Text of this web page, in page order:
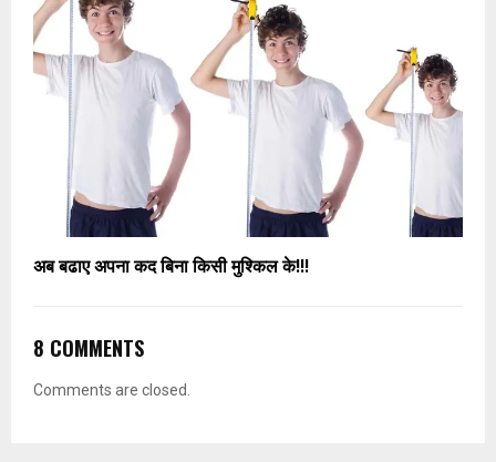
अब बढाए अपना कद बिना किसी मुश्किल के!!!
8 COMMENTS
Comments are closed.